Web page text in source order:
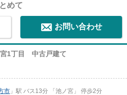
めて
お問い合わせ
1丁目 中古戸建て
市 」駅 バス13分 「池ノ宮」 停歩2分